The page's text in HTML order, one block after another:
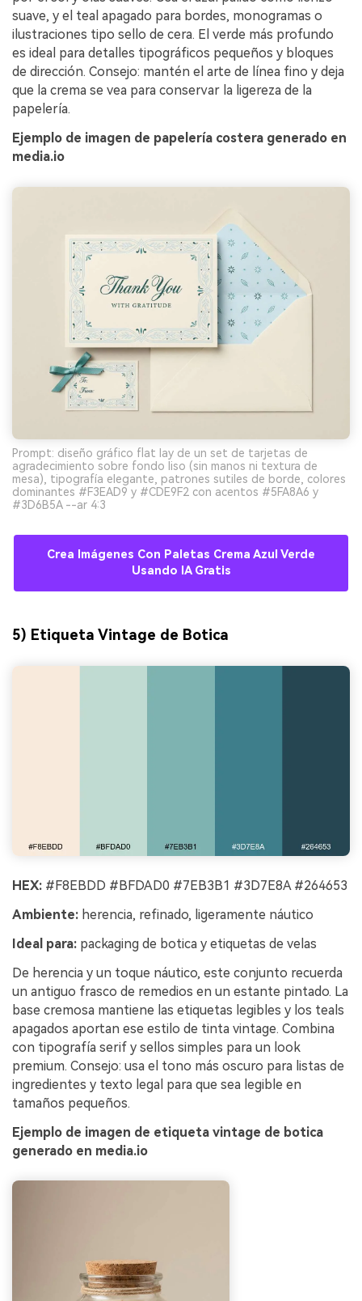
suave, y el teal apagado para bordes, monogramas o
ilustraciones tipo sello de cera. El verde más profundo
es ideal para detalles tipográficos pequeños y bloques
de dirección. Consejo: mantén el arte de línea fino y deja
que la crema se vea para conservar la ligereza de la
papelería.
Ejemplo de imagen de papelería costera generado en
media.io
Prompt: diseño gráfico flat lay de un set de tarjetas de
agradecimiento sobre fondo liso (sin manos ni textura de
mesa), tipografía elegante, patrones sutiles de borde, colores
dominantes #F3EAD9 y #CDE9F2 con acentos #5FA8A6 y
#3D6B5A --ar 4:3
Crea Imágenes Con Paletas Crema Azul Verde
Usando IA Gratis
5) Etiqueta Vintage de Botica
HEX: #F8EBDD #BFDAD0 #7EB3B1 #3D7E8A #264653
Ambiente: herencia, refinado, ligeramente náutico
Ideal para: packaging de botica y etiquetas de velas
De herencia y un toque náutico, este conjunto recuerda
un antiguo frasco de remedios en un estante pintado. La
base cremosa mantiene las etiquetas legibles y los teals
apagados aportan ese estilo de tinta vintage. Combina
con tipografía serif y sellos simples para un look
premium. Consejo: usa el tono más oscuro para listas de
ingredientes y texto legal para que sea legible en
tamaños pequeños.
Ejemplo de imagen de etiqueta vintage de botica
generado en media.io